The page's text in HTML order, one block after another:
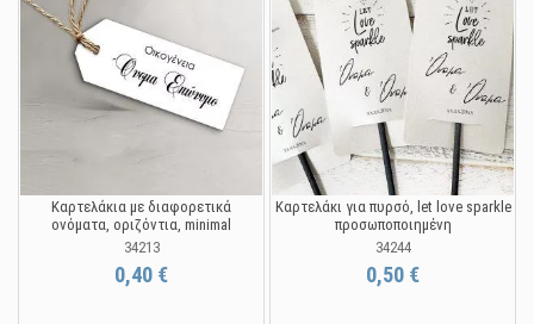
Καρτελάκια με διαφορετικά
ονόματα, οριζόντια, minimal
34213
0,40 €
Καρτελάκι για πυρσό, let love sparkle
προσωποποιημένη
34244
0,50 €